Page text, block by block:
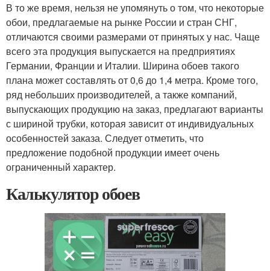
В то же время, нельзя не упомянуть о том, что некоторые
обои, предлагаемые на рынке России и стран СНГ,
отличаются своими размерами от принятых у нас. Чаще
всего эта продукция выпускается на предприятиях
Германии, Франции и Италии. Ширина обоев такого
плана может составлять от 0,6 до 1,4 метра. Кроме того,
ряд небольших производителей, а также компаний,
выпускающих продукцию на заказ, предлагают варианты
с шириной трубки, которая зависит от индивидуальных
особенностей заказа. Следует отметить, что
предложение подобной продукции имеет очень
ограниченный характер.
Калькулятор обоев